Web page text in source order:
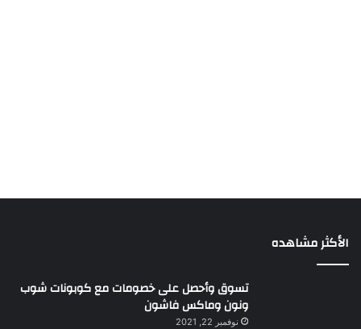
الأكثر مشاهده
تسوق وأحصل على خصومات مع كوبونات شوب
ونون وماكس فاشون
نوفمبر 22, 2021